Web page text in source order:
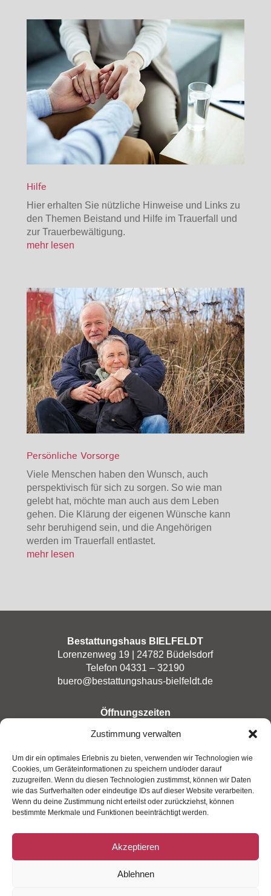
Zustimmung verwalten
Um dir ein optimales Erlebnis zu bieten, verwenden wir Technologien wie
Cookies, um Geräteinformationen zu speichern und/oder darauf
zuzugreifen. Wenn du diesen Technologien zustimmst, können wir Daten
wie das Surfverhalten oder eindeutige IDs auf dieser Website verarbeiten.
Wenn du deine Zustimmung nicht erteilst oder zurückziehst, können
bestimmte Merkmale und Funktionen beeinträchtigt werden.
Akzeptieren
Ablehnen
Hilfe
Hier erhalten Sie nützliche Hinweise und Links zu
den Themen Beistand und Hilfe im Trauerfall und
zur Trauerbewältigung.
mehr lesen
Persönliche Vorsorge
Viele Menschen haben den Wunsch, auch
perspektivisch für sich zu sorgen. So wie man
gelebt hat, möchte man auch aus dem Leben
gehen. Die Klärung der eigenen Wünsche kann
sehr beruhigend sein, und die Angehörigen
werden im Trauerfall entlastet.
mehr lesen
Bestattungshaus BIELFELDT
Lorenzenweg 19 | 24782 Büdelsdorf
Telefon 04331 – 32190
buero@bestattungshaus-bielfeldt.de
Öffnungszeiten
Kontakt
Anfahrt
Datenschutzerklärung